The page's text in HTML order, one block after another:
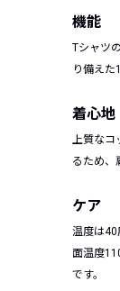
機能
Tシャツ
り備えた
着心地
上質な
るため、
ケア
温度は40
面温度
です。